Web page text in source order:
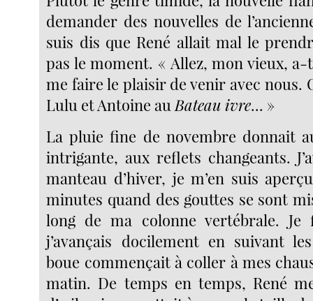
demander des nouvelles de
suis dis que René allait mal le
pas le moment. « Allez, mon vieux,
me faire le plaisir de venir avec nous.
Lulu et Antoine au Bateau ivre... »
La pluie fine de novembre donnait
intrigante, aux reflets changeants.
manteau d’hiver, je m’en suis
minutes quand des gouttes se sont
long de ma colonne vertébrale. Je
j’avançais docilement en suivant
boue commençait à coller à mes
matin. De temps en temps, René